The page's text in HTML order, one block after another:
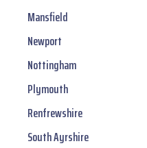
Mansfield
Newport
Nottingham
Plymouth
Renfrewshire
South Ayrshire